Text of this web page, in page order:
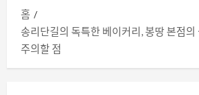
메
뉴
홈
송리단길의 독특한 베이커리, 봉땅 본점
주의할 점